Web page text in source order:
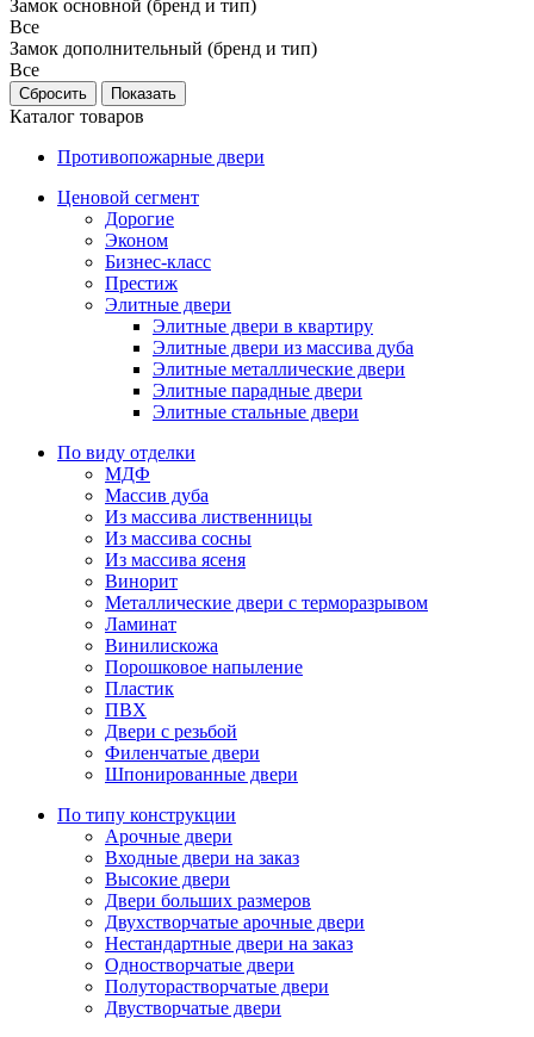
Замок основной (бренд и тип)
Все
Замок дополнительный (бренд и тип)
Все
Каталог товаров
Противопожарные двери
Ценовой сегмент
Дорогие
Эконом
Бизнес-класс
Престиж
Элитные двери
Элитные двери в квартиру
Элитные двери из массива дуба
Элитные металлические двери
Элитные парадные двери
Элитные стальные двери
По виду отделки
МДФ
Массив дуба
Из массива лиственницы
Из массива сосны
Из массива ясеня
Винорит
Металлические двери с терморазрывом
Ламинат
Винилискожа
Порошковое напыление
Пластик
ПВХ
Двери с резьбой
Филенчатые двери
Шпонированные двери
По типу конструкции
Арочные двери
Входные двери на заказ
Высокие двери
Двери больших размеров
Двухстворчатые арочные двери
Нестандартные двери на заказ
Одностворчатые двери
Полуторастворчатые двери
Двустворчатые двери